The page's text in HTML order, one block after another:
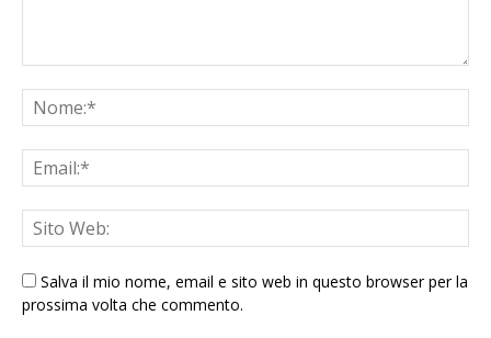
Salva il mio nome, email e sito web in questo browser per la
prossima volta che commento.